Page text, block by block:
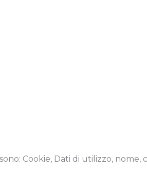
Cookie, Dati di utilizzo, nome,